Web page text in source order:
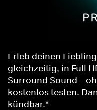
Erleb deinen
gleichzeitig, in Full
Surround Sound –
kostenlos testen.
kündbar.*